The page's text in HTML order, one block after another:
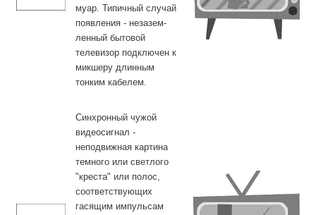
муар. Типичный случай
появления - незазем-
ленный бытовой
телевизор подключен к
микшеру длинным
тонким кабелем.
Синхронный чужой
видеосигнал -
неподвижная картина
темного или светлого
"креста" или полос,
соответствующих
гасящим импульсам